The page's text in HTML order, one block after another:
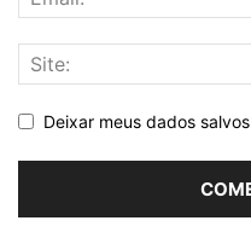
Deixar meus dados salvos